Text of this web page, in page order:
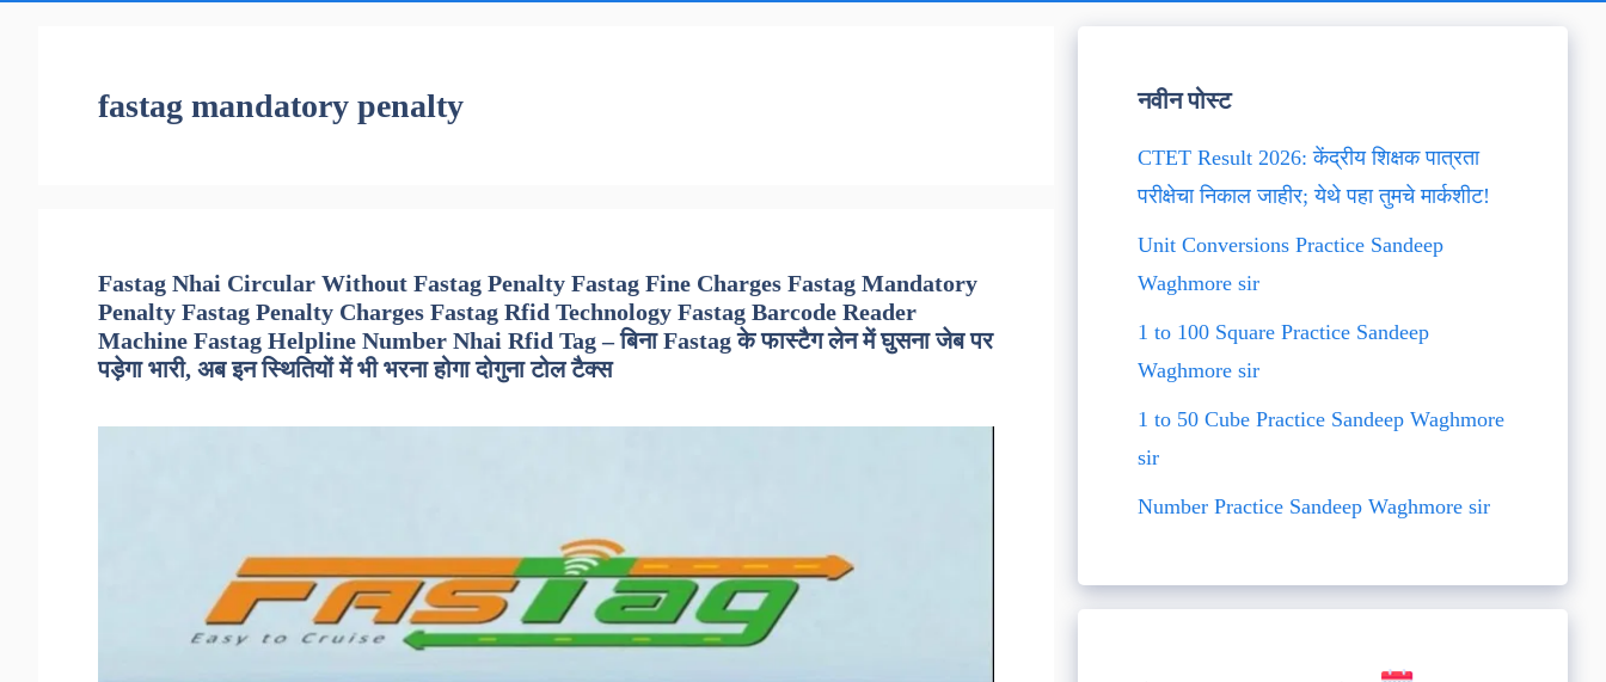
fastag mandatory penalty
Fastag Nhai Circular Without Fastag Penalty Fastag Fine Charges Fastag Mandatory
Penalty Fastag Penalty Charges Fastag Rfid Technology Fastag Barcode Reader
Machine Fastag Helpline Number Nhai Rfid Tag – बिना Fastag के फास्टैग लेन में घुसना जेब पर
पड़ेगा भारी, अब इन स्थितियों में भी भरना होगा दोगुना टोल टैक्स
नवीन पोस्ट
CTET Result 2026: केंद्रीय शिक्षक पात्रता
परीक्षेचा निकाल जाहीर; येथे पहा तुमचे मार्कशीट!
Unit Conversions Practice Sandeep
Waghmore sir
1 to 100 Square Practice Sandeep
Waghmore sir
1 to 50 Cube Practice Sandeep Waghmore
sir
Number Practice Sandeep Waghmore sir